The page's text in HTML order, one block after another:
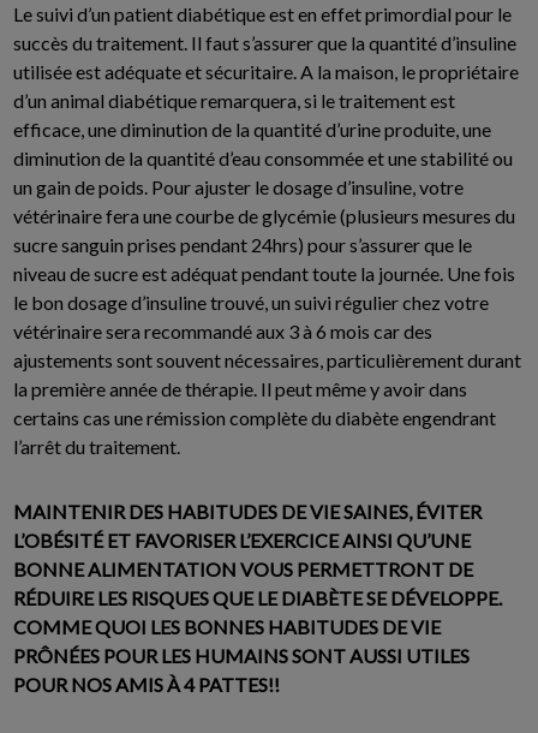
Le suivi d’un patient diabétique est en effet primordial pour le
succès du traitement. Il faut s’assurer que la quantité d’insuline
utilisée est adéquate et sécuritaire. A la maison, le propriétaire
d’un animal diabétique remarquera, si le traitement est
efficace, une diminution de la quantité d’urine produite, une
diminution de la quantité d’eau consommée et une stabilité ou
un gain de poids. Pour ajuster le dosage d’insuline, votre
vétérinaire fera une courbe de glycémie (plusieurs mesures du
sucre sanguin prises pendant 24hrs) pour s’assurer que le
niveau de sucre est adéquat pendant toute la journée. Une fois
le bon dosage d’insuline trouvé, un suivi régulier chez votre
vétérinaire sera recommandé aux 3 à 6 mois car des
ajustements sont souvent nécessaires, particulièrement durant
la première année de thérapie. Il peut même y avoir dans
certains cas une rémission complète du diabète engendrant
l’arrêt du traitement.
MAINTENIR DES HABITUDES DE VIE SAINES, ÉVITER
L’OBÉSITÉ ET FAVORISER L’EXERCICE AINSI QU’UNE
BONNE ALIMENTATION VOUS PERMETTRONT DE
RÉDUIRE LES RISQUES QUE LE DIABÈTE SE DÉVELOPPE.
COMME QUOI LES BONNES HABITUDES DE VIE
PRÔNÉES POUR LES HUMAINS SONT AUSSI UTILES
POUR NOS AMIS À 4 PATTES!!